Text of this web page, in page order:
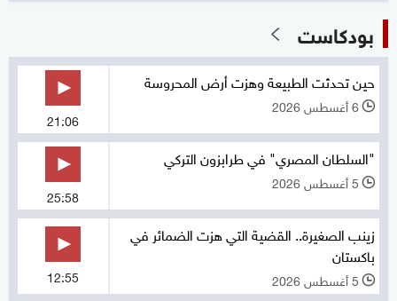
بودكاست
حين تحدثت الطبيعة وهزت أرض المحروسة
l 6 أغسطس 2026
21:06
"السلطان المصري" في طرابزون التركي
l 5 أغسطس 2026
25:58
زينب الصغيرة.. القضية التي هزت الضمائر في
باكستان
l 5 أغسطس 2026 12:55